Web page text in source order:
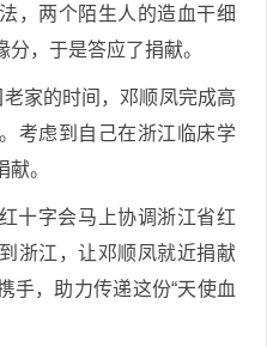
，两个陌生人的造血干细
，于是答应了捐献。
家的时间，邓顺凤完成高
考虑到自己在浙江临床学
。
十字会马上协调浙江省红
浙江，让邓顺凤就近捐献
手，助力传递这份“天使血